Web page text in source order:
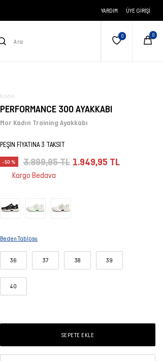
YARDIM ÜYE GIRIŞI
Kadın
PERFORMANCE 300 AYAKKABI
Mor Kadın Training Ayakkabı
PEŞİN FİYATINA 3 TAKSİT
-50 % 3.899,95 TL 1.949,95 TL
Kargo Bedava
Beden Tablosu
36 37 38 39
40
SEPETE EKLE